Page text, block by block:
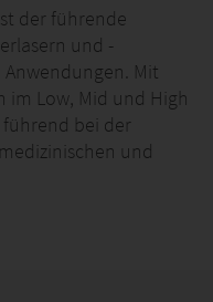
der führende
und -
Mit
im Low, Mid und High
bei der
und